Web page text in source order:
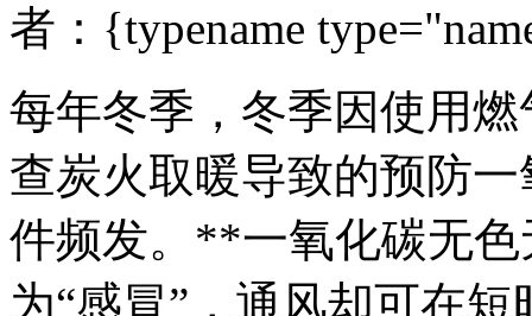
者：{typename
每年冬季，冬季因使用
查炭火取暖导致的预防
件频发。**一氧化碳无
为“感冒”，通风却可在